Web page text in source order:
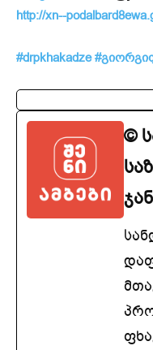
http://xn--
#drpkhakadze
©